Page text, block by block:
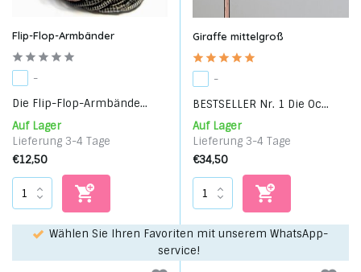
Flip-Flop-Armbänder
-
Die Flip-Flop-Armbände...
Auf Lager
Lieferung 3-4 Tage
€12,50
Giraffe mittelgroß
-
BESTSELLER Nr. 1 Die Oc...
Auf Lager
Lieferung 3-4 Tage
€34,50
Wählen Sie Ihren Favoriten mit unserem WhatsApp-
service!